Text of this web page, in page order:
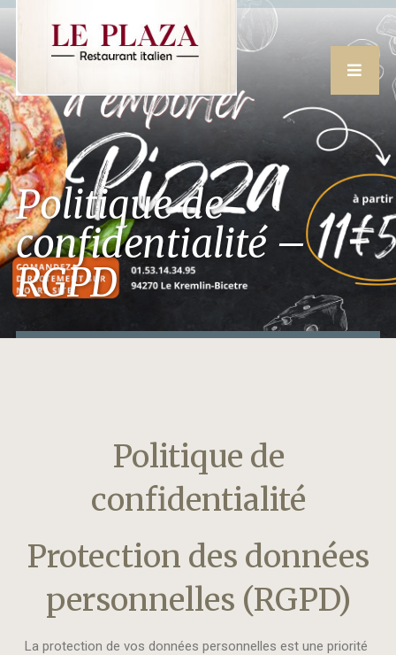
Politique de
confidentialité –
RGPD
Politique de
confidentialité
Protection des données
personnelles (RGPD)
La protection de vos données personnelles est une priorité